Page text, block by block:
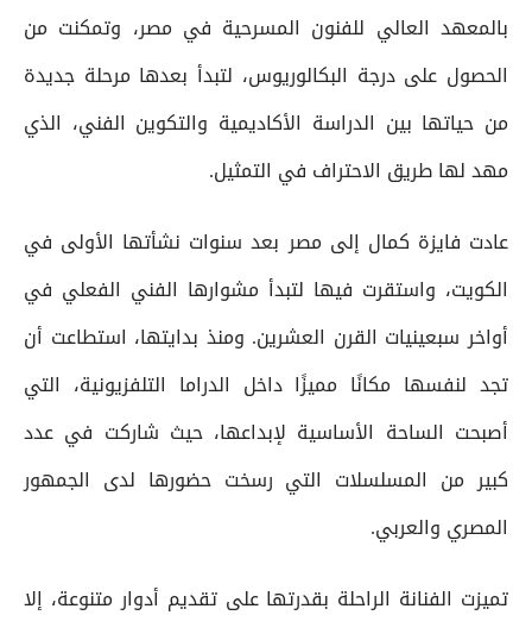
بالمعهد العالي للفنون المسرحية في مصر، وتمكنت من
الحصول على درجة البكالوريوس، لتبدأ بعدها مرحلة جديدة
من حياتها بين الدراسة الأكاديمية والتكوين الفني، الذي
مهد لها طريق الاحتراف في التمثيل.
عادت فايزة كمال إلى مصر بعد سنوات نشأتها الأولى في
الكويت، واستقرت فيها لتبدأ مشوارها الفني الفعلي في
أواخر سبعينيات القرن العشرين. ومنذ بدايتها، استطاعت أن
تجد لنفسها مكانًا مميزًا داخل الدراما التلفزيونية، التي
أصبحت الساحة الأساسية لإبداعها، حيث شاركت في عدد
كبير من المسلسلات التي رسخت حضورها لدى الجمهور
المصري والعربي.
تميزت الفنانة الراحلة بقدرتها على تقديم أدوار متنوعة، إلا